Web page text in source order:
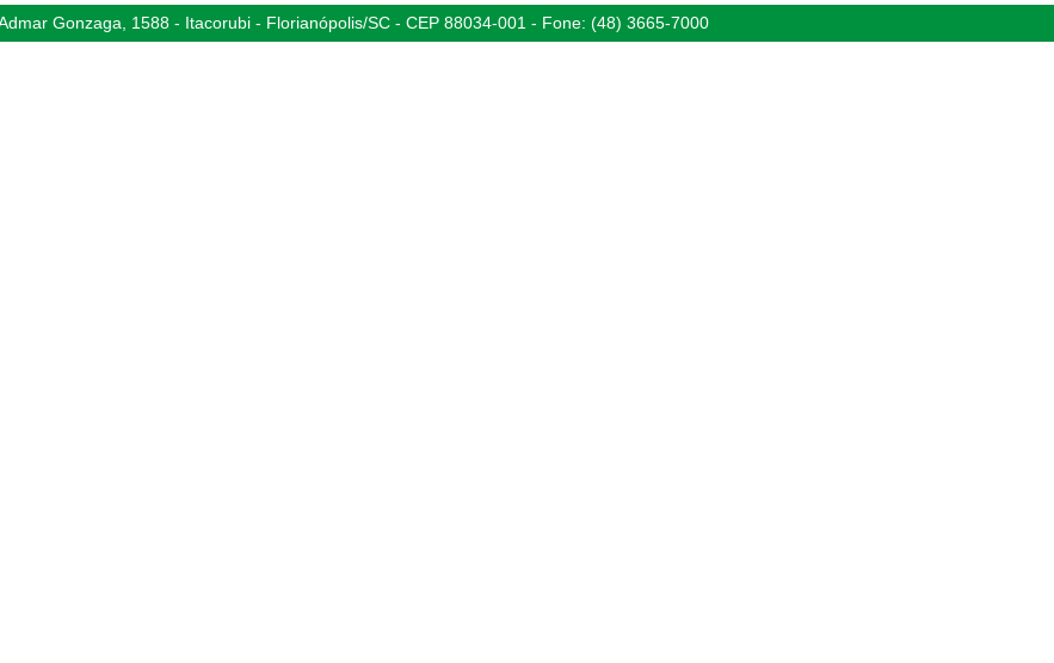
Gonzaga, 1588 - Itacorubi - Florianópolis/SC - CEP 88034-001 - Fone: (48) 3665-7000